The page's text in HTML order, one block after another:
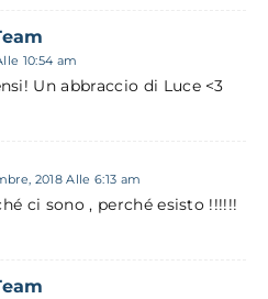
10:54 am
Un abbraccio di Luce <3
2018 Alle 6:13 am
ci sono , perché esisto !!!!!!